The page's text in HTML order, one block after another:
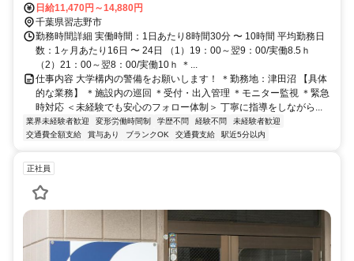
日給11,470円～14,880円
千葉県習志野市
勤務時間詳細 実働時間：1日あたり8時間30分 〜 10時間 平均勤務日
数：1ヶ月あたり16日 〜 24日 （1）19：00～翌9：00/実働8.5ｈ
（2）21：00～翌8：00/実働10ｈ ＊...
仕事内容 大学構内の警備をお願いします！ ＊勤務地：津田沼 【具体
的な業務】 ＊施設内の巡回 ＊受付・出入管理 ＊モニター監視 ＊緊急
時対応 ＜未経験でも安心のフォロー体制＞ 丁寧に指導をしながら...
業界未経験者歓迎 変形労働時間制 学歴不問 経験不問
未経験者歓迎
交通費全額支給
賞与あり ブランクOK 交通費支給 駅近5分以内
正社員